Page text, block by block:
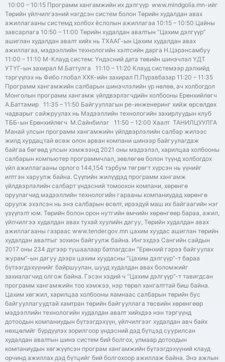
10:00 – 10:15 Программ хангамжийн их дэлгүүр www.mindgolia.mn-ийг
Төрийн үйлчилгээний нэгдсэн систем болон Төрийн худалдан авах
ажиллагааны системд холбох ёслолын ажиллагаа 10:15 – 10:50 Цайны
завсарлага 10:50 – 11:00 Төрийн худалдан авалтын “Цахим дэлгүүр”
ашиглан худалдан авалт хийх нь ТХААГ-ын Цахим худалдан авах
ажиллагаа, мэдээллийн технологийн хэлтсийн дарга Н.Цэрэнсамбуу
11:00 – 11:10 М-Клауд систем: Үндэсний дата төвийн шинэчлэл ҮДТ
УТҮГ-ын захирал М.Баттулга 11:10 – 11:20 Клауд системээр дэлхийд
тэргүүлэх нь Фибо глобал ХХК-ийн захирал П.Пүрэвбазар 11:20 – 11:35
Программ хангамжийн салбарын шинэчлэлийн үр нөлөө, ач холбогдол
Монголын программ хангамж үйлдвэрлэгчдийн холбооны Ерөнхийлөгч
А.Баттамир 11:35 – 11:50 Байгууллагын ре-инженеринг хийж өрсөлдөх
чадварыг сайжруулах нь Мэдээллийн технологийн захирлуудын клуб
ТББ-ын Ерөнхийлөгч М.Сайнбилэг 11:50 – 12:00 Хаалт ТАНИЛЦУУЛГА
Манай улсын программ хангамжийн үйлдвэрлэлийн салбар жилээс
жилд хурдацтай өсөж олон арван компани шинээр байгуулагдаж
байгаа бөгөөд улсын хэмжээнд 2021 оны мэдээлэл, харилцаа холбооны
салбарын компьютер программчлал, зөвлөгөө болон түүнд холбогдох
үйл ажиллагааны орлого 144,154 тэрбум төгрөгт хүрсэн нь үүнийг
илтгэн харуулж байна. Сүүлийн жилүүдэд программ хангамж
үйлдвэрлэлийн салбарт үндэсний томоохон компани, хөрөнгө
оруулагчид мэдээллийн технологийн гарааны компаниудад хөрөнгө
оруулж эхэлсэн нь энэ салбарын өсөлт, ирээдүй маш их байгаагийн нэг
үзүүлэлт юм. Төрийн болон орон нутгийн өмчийн хөрөнгөөр бараа, ажил,
үйлчилгээ худалдан авах тухай хуулийн дагуу, Төрийн худалдан авах
ажиллагааны газраас www.tender.gov.mn цахим хуудас ашиглан төрийн
худалдан авалтыг зохион байгуулж байна. Ингэхдээ Сангийн сайдын
2017 оны 234 дүгээр тушаалаар батлагдсан “Ерөнхий гэрээ байгуулах
журам”-ын дагуу дээрх цахим хуудасны “Цахим дэлгүүр”-т бараа
бүтээгдэхүүнийг байршуулан, шууд худалдан авах боломжийг
захиалагчид олгож байна. Гэсэн хэдий ч “Цахим дэлгүүр”-т тавигдсан
программ хангамжийн тоо хэмжээ, нэр төрөл хангалттай биш байна.
Цахим хөгжил, харилцаа холбооны яамнаас салбарын төрийн бус
байгууллагуудтай хамтран төрийн байгууллага төсвийн хөрөнгөөр
мэдээллийн технологийн худалдан авалт хийхдээ нэн тэргүүнд
дотоодын компаниудын бүтээгдэхүүн, үйлчилгээг худалдан авч байх
нөхцөлийг бүрдүүлэх зорилгоор үндэсний дэд бүтцэд суурилсан
худалдан авалтын шинэ систем бий болгох, улмаар дотоодын
компаниудын хөгжүүлсэн програм хангамжийн бүтээгдэхүүний клауд
орчинд ажиллах дэд бүтцийг бий болгохоор ажиллаж байна. Энэ ажлын